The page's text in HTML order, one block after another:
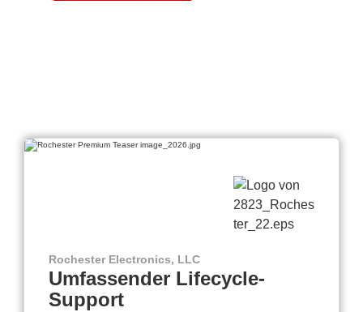
Rochester Electronics, LLC
Umfassender Lifecycle-
Support